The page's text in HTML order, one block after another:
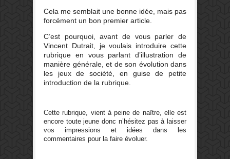
Cela me semblait une bonne idée, mais pas
forcément un bon premier article.
C’est pourquoi, avant de vous parler de
Vincent Dutrait, je voulais introduire cette
rubrique en vous parlant d’illustration de
manière générale, et de son évolution dans
les jeux de société, en guise de petite
introduction de la rubrique.
Cette rubrique, vient à peine de naître, elle est
encore toute jeune donc n’hésitez pas à laisser
vos impressions et idées dans les
commentaires pour la faire évoluer.